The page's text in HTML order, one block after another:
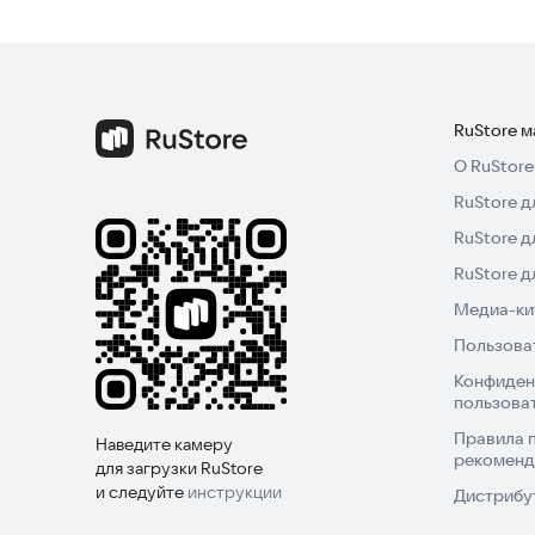
Наведите камеру
для загрузки RuStore
и следуйте инструкции
RuStore
О RuStore
RuStore
RuStore
RuStore
Медиа-
Правила